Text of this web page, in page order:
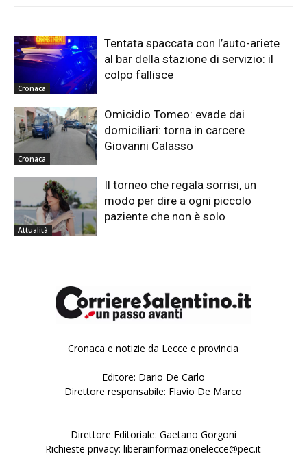
Cronaca
Tentata spaccata con l’auto-ariete
al bar della stazione di servizio: il
colpo fallisce
Cronaca
Omicidio Tomeo: evade dai
domiciliari: torna in carcere
Giovanni Calasso
Attualità
Il torneo che regala sorrisi, un
modo per dire a ogni piccolo
paziente che non è solo
Cronaca e notizie da Lecce e provincia
Editore: Dario De Carlo
Direttore responsabile: Flavio De Marco
Direttore Editoriale: Gaetano Gorgoni
Richieste privacy: liberainformazionelecce@pec.it